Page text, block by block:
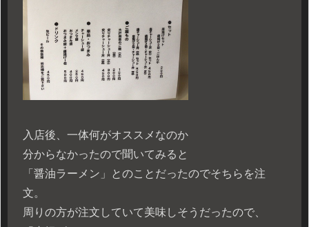
入店後、一体何がオススメなのか
分からなかったので聞いてみると
「醤油ラーメン」とのことだったのでそちらを注
文。
周りの方が注文していて美味しそうだったので、